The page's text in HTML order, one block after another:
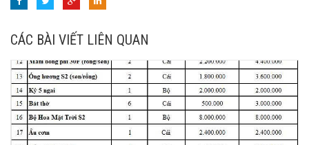
CÁC BÀI VIẾT LIÊN QUAN